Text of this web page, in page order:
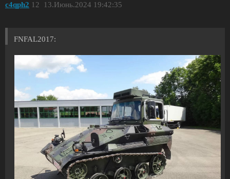
c4qph2 13.Июнь.2024 19:42:35
12
FNFAL2017: